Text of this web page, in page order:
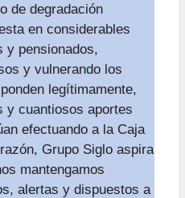
de degradación
en considerables
y pensionados,
y vulnerando los
legítimamente,
y cuantiosos aportes
efectuando a la Caja
Grupo Siglo aspira
mantengamos
alertas y dispuestos a